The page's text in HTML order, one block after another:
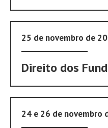
25 de novembro de
Direito dos
24 e 26 de novembro